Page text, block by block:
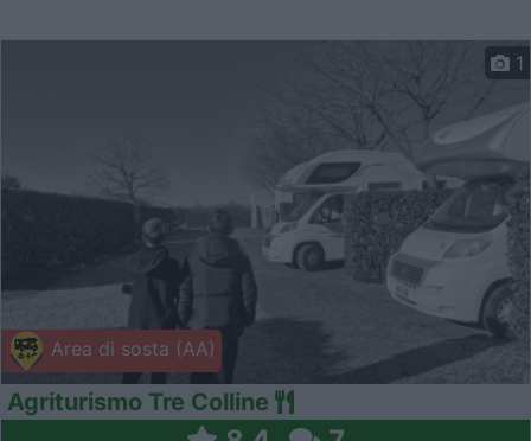
Area di sosta (AA)
1
Agriturismo Tre Colline